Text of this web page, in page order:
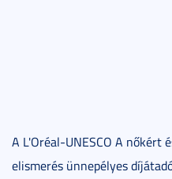
A L'Oréal-UNESCO A nőkért
elismerés ünnepélyes